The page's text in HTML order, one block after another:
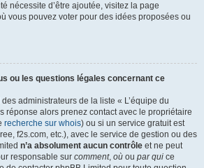
nécessite d’être ajoutée, visitez la page
vous pouvez voter pour des idées proposées ou
ou les questions légales concernant ce
administrateurs de la liste « L’équipe du
réponse alors prenez contact avec le propriétaire
recherche sur whois) ou si un service gratuit est
f2s.com, etc.), avec le service de gestion ou des
n’a absolument aucun contrôle et ne peut
responsable sur comment, où ou par qui ce